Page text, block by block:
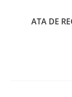
ATA DE